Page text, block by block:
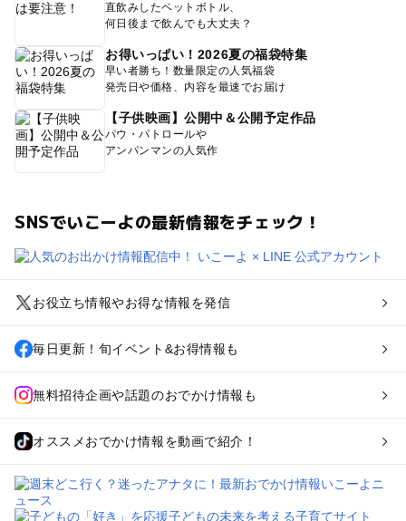
直飲みしたペットボトル、
何日後まで飲んでも大丈夫？
お得いっぱい！2026夏の福袋特集
早い者勝ち！数量限定の人気福袋
発売日や価格、内容を最速でお届け
【子供映画】公開中＆公開予定作品
パウ・パトロールや
アンパンマンの人気作
SNSでいこーよの最新情報をチェック！
お役立ち情報やお得な情報を発信
毎日更新！旬イベント&お得情報も
無料招待企画や話題のおでかけ情報も
オススメおでかけ情報を動画で紹介！